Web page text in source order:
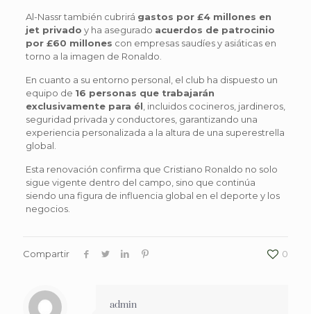
Al-Nassr también cubrirá gastos por £4 millones en
jet privado y ha asegurado acuerdos de patrocinio
por £60 millones con empresas saudíes y asiáticas en
torno a la imagen de Ronaldo.
En cuanto a su entorno personal, el club ha dispuesto un
equipo de 16 personas que trabajarán
exclusivamente para él , incluidos cocineros, jardineros,
seguridad privada y conductores, garantizando una
experiencia personalizada a la altura de una superestrella
global.
Esta renovación confirma que Cristiano Ronaldo no solo
sigue vigente dentro del campo, sino que continúa
siendo una figura de influencia global en el deporte y los
negocios.
Compartir 0
admin